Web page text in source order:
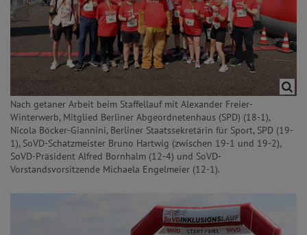
Nach getaner Arbeit beim Staffellauf mit Alexander Freier-
Winterwerb, Mitglied Berliner Abgeordnetenhaus (SPD) (18-1),
Nicola Böcker-Giannini, Berliner Staatssekretärin für Sport, SPD (19-
1), SoVD-Schatzmeister Bruno Hartwig (zwischen 19-1 und 19-2),
SoVD-Präsident Alfred Bornhalm (12-4) und SoVD-
Vorstandsvorsitzende Michaela Engelmeier (12-1).